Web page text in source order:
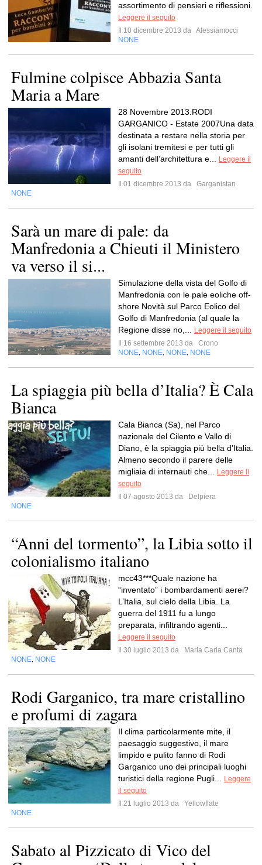
assortimento di pensieri e riflessioni.
Leggere il seguito
Il 10 dicembre 2013 da Alessiamocci
NONE
Fulmine colpisce Abbazia Santa
Maria a Mare
28 Novembre 2013.RODI
GARGANICO - Estate 2007Una data
destinata a restare nella storia per
gli isolani tremitesi e per tutti gli
amanti dell’architettura e...
Leggere il
seguito
Il 01 dicembre 2013 da
Garganistan
NONE
Sarà un mare di pale: da
Manfredonia a Chieuti il Ministero
va verso il si...
Simulazione della vista del Golfo di
Manfredonia con le pale eoliche off-
shore Novità sul Parco Eolico del
Golfo di Manfredonia (al quale la
Regione disse no,...
Leggere il seguito
Il 16 settembre 2013 da
Crono
NONE NONE NONE NONE
La spiaggia più bella d’Italia? È Cala
Bianca
Cala Bianca (Sa), nel Parco
nazionale del Cilento e Vallo di
Diano, è la spiaggia più bella d’Italia.
Almeno secondo il parere delle
migliaia di internauti che...
Leggere il
seguito
Il 07 agosto 2013 da
Delpiera
NONE
“Anni del tormento”, la Libia sotto il
colonialismo italiano
mcc43***Quale nazione ha
“inventato” i bombardamenti aerei?
L’Italia, sul cielo della Libia. La
guerra del 1911 fu a lungo
preparata, infiltrando agenti...
Leggere il seguito
Il 30 luglio 2013 da
Maria Carla Canta
NONE NONE
Rodi Garganico, tra mare cristallino
e profumi di zagara
Il clima particolarmente mite, il
paesaggio suggestivo, il mare
limpido e pulito fanno di Rodi
Garganico uno dei principali luoghi
turistici della regione Pugli...
Leggere
il seguito
Il 21 luglio 2013 da
Yellowflate
NONE
Sabato al Pizzicato di Vico del